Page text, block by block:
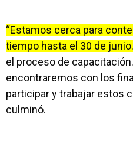
“Estamos cerca para
tiempo hasta el 30 de junio.
el proceso de
encontraremos con los
participar y trabajar estos
culminó.